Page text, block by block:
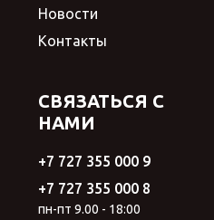
Новости
Контакты
СВЯЗАТЬСЯ С
НАМИ
+7 727 355 000 9
+7 727 355 000 8
пн-пт 9.00 - 18:00